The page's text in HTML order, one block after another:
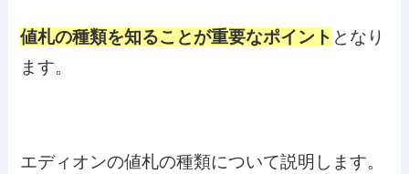
値札の種類を知ることが重要なポイント となり
ます。
エディオンの値札の種類について説明します。